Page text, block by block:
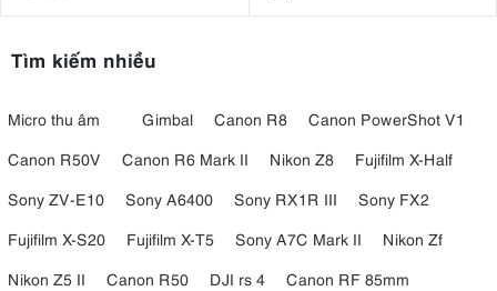
Tìm kiếm nhiều
Micro thu âm Gimbal Canon R8
Canon PowerShot V1
Canon R50V
Canon R6 Mark II Nikon Z8
Fujifilm X-Half
Sony ZV-E10
Sony A6400 Sony RX1R III
Sony FX2
Fujifilm X-S20
Fujifilm X-T5 Sony A7C Mark II
Nikon Zf
Nikon Z5 II
Canon R50 DJI rs 4
Canon RF 85mm